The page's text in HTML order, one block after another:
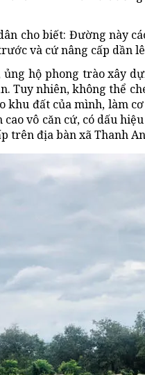
cho biết: Đường này
và cứ nâng cấp dần
ủng hộ phong trào xây
Tuy nhiên, không thể
khu đất của mình, làm
vô căn cứ, có dấu
trên địa bàn xã Thanh